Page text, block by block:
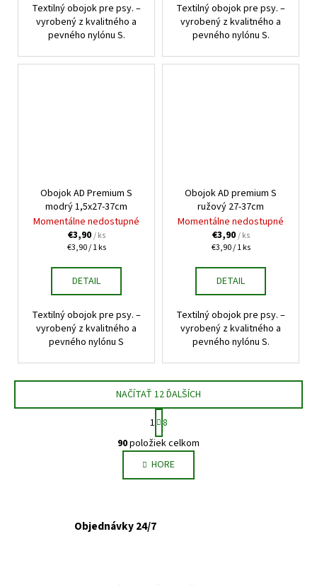
Textilný obojok pre psy. –
vyrobený z kvalitného a
pevného nylónu S.
Textilný obojok pre psy. –
vyrobený z kvalitného a
pevného nylónu S.
Obojok AD Premium S
modrý 1,5x27-37cm
Momentálne nedostupné
€3,90/ ks
Jednotková
€3,90 / 1 ks
DETAIL
Textilný obojok pre psy. –
vyrobený z kvalitného a
pevného nylónu S
Obojok AD premium S
ružový 27-37cm
Momentálne nedostupné
€3,90/ ks
Jednotková
€3,90 / 1 ks
DETAIL
Textilný obojok pre psy. –
vyrobený z kvalitného a
pevného nylónu S.
O
v
l
á
NAČÍTAŤ 12 ĎALŠÍCH
S
t
r
á
n
k
1 8
90položiek celkom
HORE
Objednávky 24/7